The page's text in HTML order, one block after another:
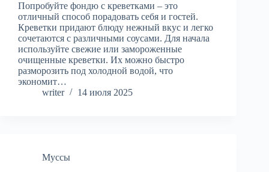
Попробуйте фондю с креветками – это
отличный способ порадовать себя и гостей.
Креветки придают блюду нежный вкус и легко
сочетаются с различными соусами. Для начала
используйте свежие или замороженные
очищенные креветки. Их можно быстро
разморозить под холодной водой, что
экономит…
writer
14 июля 2025
Муссы